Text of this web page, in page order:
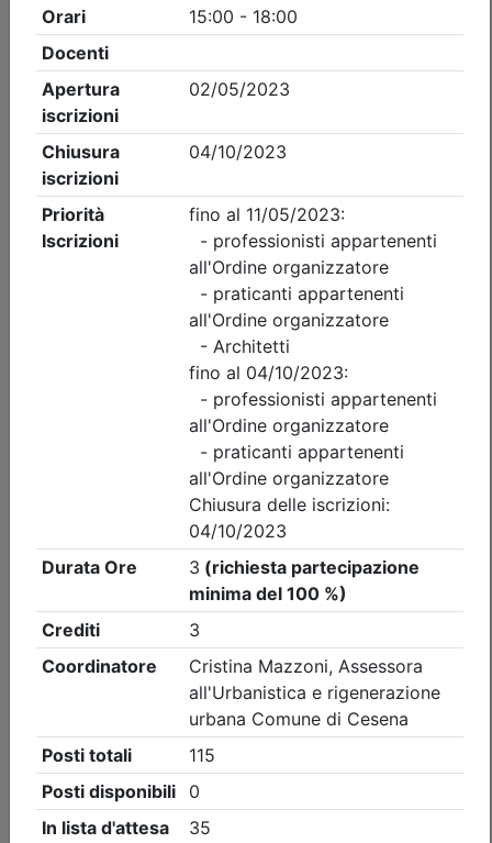
Dettagli evento
Gratuito
Ordine Architetti P.P. e C. di Forlì-Cesena
dal 06/07/2026 al 13/09/2026
seminario
Allegati
nessuna
Posti disponibili:
In lista d'attesa: 18
Iscrizione
Dettagli evento